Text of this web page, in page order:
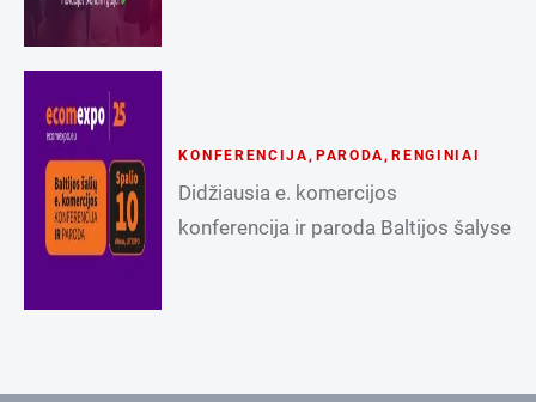
KONFERENCIJA , PARODA ,RENGINIAI
Didžiausia e. komercijos
konferencija ir paroda Baltijos šalyse